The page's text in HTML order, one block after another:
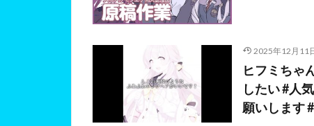
2025年12月11
ヒフミちゃ
したい #人
願いします